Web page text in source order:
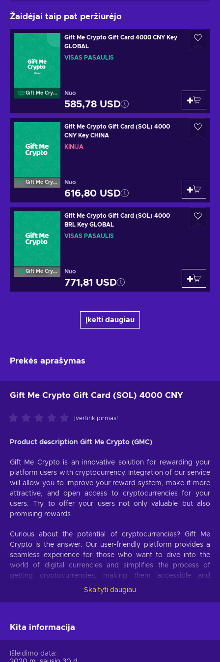
Žaidėjai taip pat peržiūrėjo
Gift Me Crypto
Gift Me Crypto Gift Card 4000 CNY Key
GLOBAL
VISAS PASAULIS
Nuo
585,78 USD
Gift Me Crypto
Gift Me Crypto Gift Card (SOL) 4000
CNY Key CHINA
KINIJA
Nuo
616,80 USD
Gift Me Crypto
Gift Me Crypto Gift Card (SOL) 4000
BRL Key GLOBAL
VISAS PASAULIS
Nuo
771,81 USD
Įkelti daugiau
Prekės aprašymas
Gift Me Crypto Gift Card (SOL) 4000 CNY
Įvertink pirmas!
Product description Gift Me Crypto (GMC)
Gift Me Crypto is an innovative solution for rewarding your
platform users with cryptocurrency. Integration of our service
will allow you to improve your reward system, make it more
attractive, and open access to cryptocurrencies for your
users. Try to offer your users not only valuable but also
promising rewards.
Curious about the potential of cryptocurrencies? Gift Me
Crypto is the answer. Our user-friendly platform provides a
seamless experience for those who want to dive into the
world of digital currencies and simplifies the process of
getting cryptocurrencies, making them accessible and
users can easily receive popular cryptocurrencies such as
them.
Skaityti daugiau
Kita informacija
Išleidimo data